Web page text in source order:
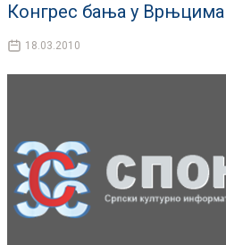
Конгрес бања у Врњцима
18.03.2010